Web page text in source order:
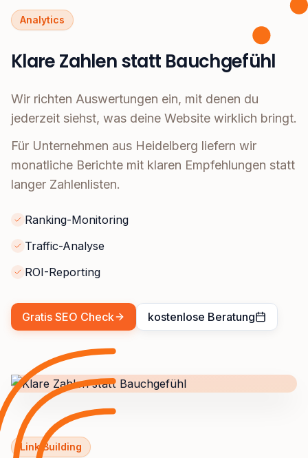
Analytics
Klare Zahlen statt Bauchgefühl
Wir richten Auswertungen ein, mit denen du
jederzeit siehst, was deine Website wirklich bringt.
Für Unternehmen aus Heidelberg liefern wir
monatliche Berichte mit klaren Empfehlungen statt
langer Zahlenlisten.
Ranking-Monitoring
Traffic-Analyse
ROI-Reporting
Gratis SEO Check kostenlose Beratung
Link Building